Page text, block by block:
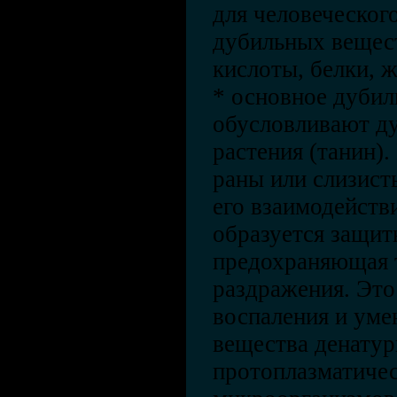
для
дубильных
кислоты, белки,
* основное
обусловливают
растения
раны или
его
образуется
предохраняющая
раздражения.
воспаления и
вещества